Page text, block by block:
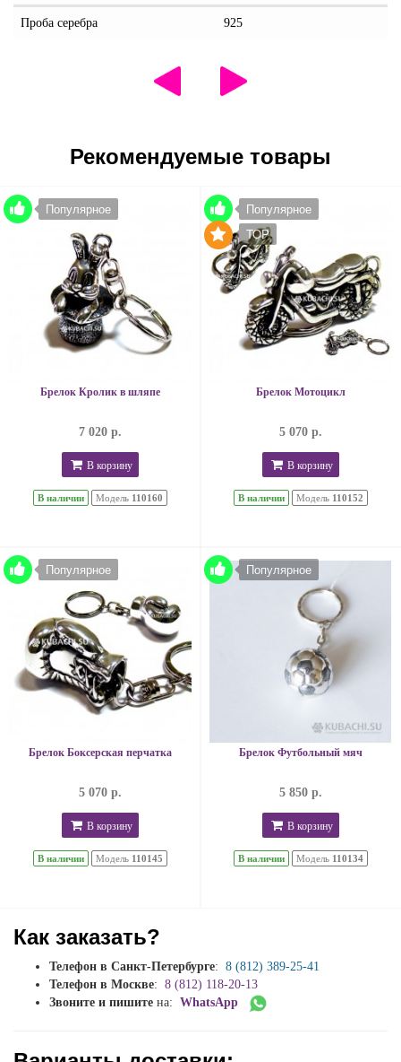
Проба серебра 925
Рекомендуемые товары
Популярное
Брелок Кролик в шляпе
7 020 р.
В корзину
В наличии Модель 110160
Популярное
TOP
Брелок Мотоцикл
5 070 р.
В корзину
В наличии Модель 110152
Популярное
Брелок Боксерская перчатка
5 070 р.
В корзину
В наличии Модель 110145
Популярное
Брелок Футбольный мяч
5 850 р.
В корзину
В наличии Модель 110134
Как заказать?
Телефон в Санкт-Петербурге: 8 (812) 389-25-41
Телефон в Москве: 8 (812) 118-20-13
Звоните и пишите на: WhatsApp